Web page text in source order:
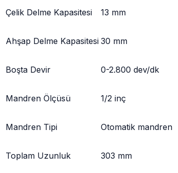
Çelik Delme Kapasitesi 13 mm
Ahşap Delme Kapasitesi 30 mm
Boşta Devir 0-2.800 dev/dk
Mandren Ölçüsü 1/2 inç
Mandren Tipi Otomatik mandren
Toplam Uzunluk 303 mm